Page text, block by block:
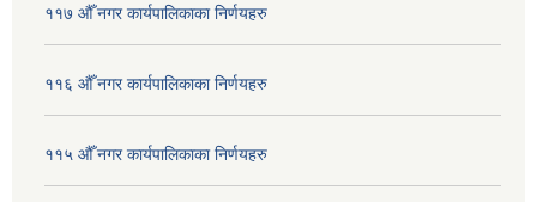
११७ औँ नगर कार्यपालिकाका निर्णयहरु
११६ औँ नगर कार्यपालिकाका निर्णयहरु
११५ औँ नगर कार्यपालिकाका निर्णयहरु